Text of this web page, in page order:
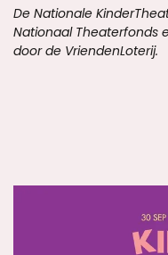
De Nationale
Nationaal Theaterfonds
door de VriendenLoterij.